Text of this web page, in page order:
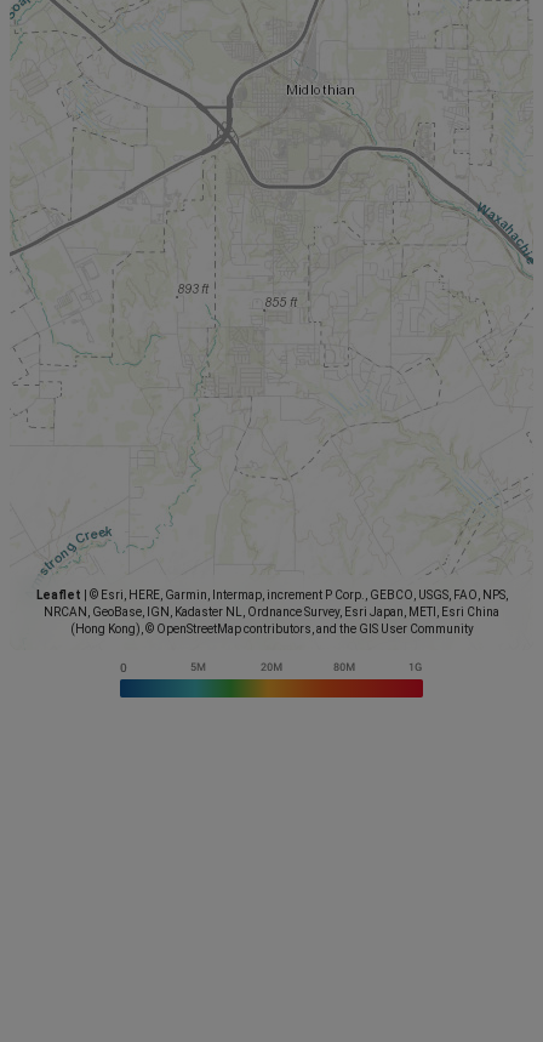
Leaflet
© Esri, HERE, Garmin, Intermap, increment P Corp., GEBCO, USGS, FAO, NPS,
NRCAN, GeoBase, IGN, Kadaster NL, Ordnance Survey, Esri Japan, METI, Esri China
(Hong Kong), © OpenStreetMap contributors, and the GIS User Community